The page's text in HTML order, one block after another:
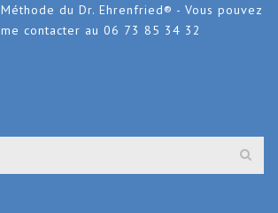
Méthode du Dr. Ehrenfried® - Vous pouvez
me contacter au 06 73 85 34 32